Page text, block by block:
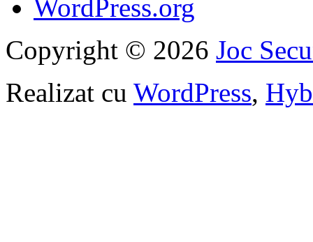
WordPress.org
Copyright © 2026 Joc
Realizat cu WordPress,